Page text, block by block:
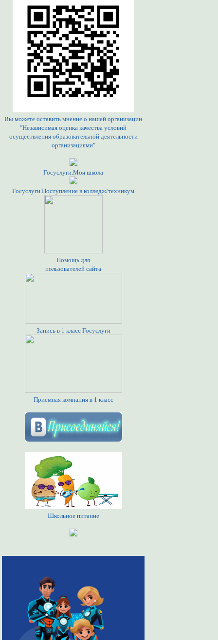
Вы можете оставить мнение о нашей организации
"Независимая оценка качества условий
осуществления образовательной деятельности
организациями"
Госуслуги.Моя школа
Госуслуги.Поступление в колледж/техникум
Помощь для
пользователей сайта
Запись в 1 класс Госуслуги
Приемная компания в 1 класс
Школьное питание